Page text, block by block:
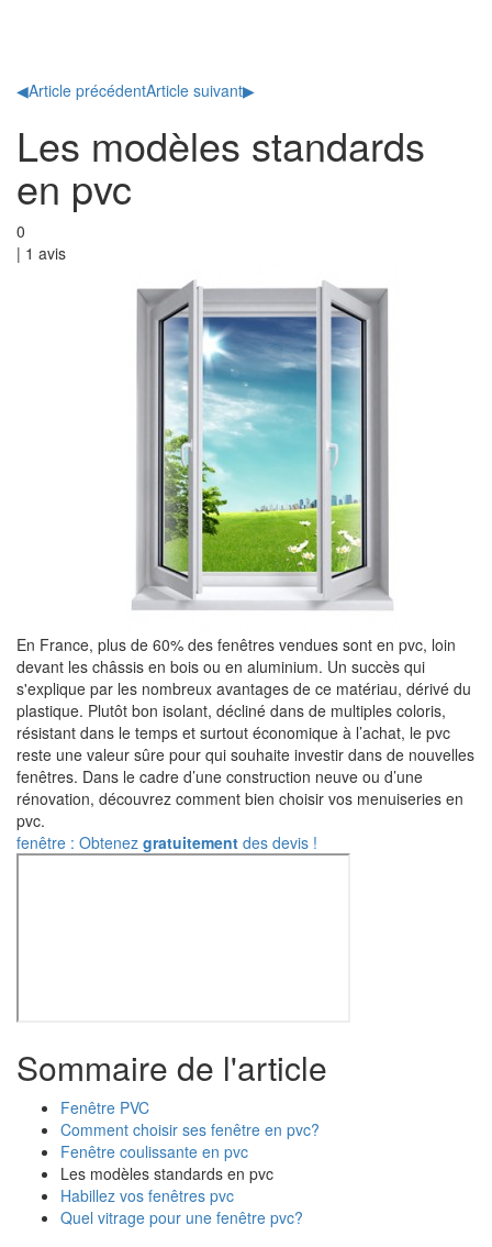
◀Article précédentArticle suivant▶
Les modèles standards
en pvc
0
| 1 avis
En France, plus de 60% des fenêtres vendues sont en pvc, loin
devant les châssis en bois ou en aluminium. Un succès qui
s'explique par les nombreux avantages de ce matériau, dérivé du
plastique. Plutôt bon isolant, décliné dans de multiples coloris,
résistant dans le temps et surtout économique à l’achat, le pvc
reste une valeur sûre pour qui souhaite investir dans de nouvelles
fenêtres. Dans le cadre d’une construction neuve ou d’une
rénovation, découvrez comment bien choisir vos menuiseries en
pvc.
fenêtre : Obtenez gratuitement des devis !
Sommaire de l'article
Fenêtre PVC
Comment choisir ses fenêtre en pvc?
Fenêtre coulissante en pvc
Les modèles standards en pvc
Habillez vos fenêtres pvc
Quel vitrage pour une fenêtre pvc?